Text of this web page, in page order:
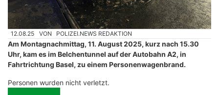
12.08.25 VON POLIZEI.NEWS REDAKTION
Am Montagnachmittag, 11. August 2025, kurz nach 15.30
Uhr, kam es im Belchentunnel auf der Autobahn A2, in
Fahrtrichtung Basel, zu einem Personenwagenbrand.
Personen wurden nicht verletzt.